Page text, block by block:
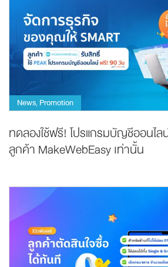
News, Promotion
ทดลองใช้ฟรี! โปรแกรมบัญชีออนไล
ลูกค้า MakeWebEasy เท่านั้น